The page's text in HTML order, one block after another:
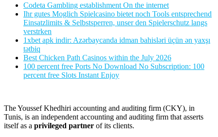
Codeta Gambling establishment On the internet
Ihr gutes Moglich Spielcasino bietet noch Tools entsprechend
Einsatzlimits & Selbstsperren, unser den Spielerschutz langs
verstrken
1xbet apk indir: Azərbaycanda idman bahisləri üçün ən yaxşı
tətbiq
Best Chicken Path Casinos within the July 2026
100 percent free Ports No Download No Subscription: 100
percent free Slots Instant Enjoy
The Youssef Khedhiri accounting and auditing firm (CKY), in
Tunis, is an independent accounting and auditing firm that asserts
itself as a privileged partner of its clients.